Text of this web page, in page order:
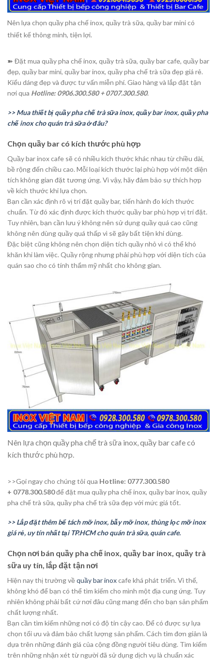
Nên lựa chọn quầy pha chế inox, quầy trà sữa, quầy bar mini có
thiết kế thông minh, tiện lợi.
➽ Đặt mua quầy pha chế inox, quầy trà sữa, quầy bar cafe, quầy bar
đẹp, quầy bar mini, quầy bar inox, quầy pha chế trà sữa đẹp giá rẻ.
Kiểu dáng đẹp và được tư vấn miễn phí. Giao hàng và lắp đặt tận
nơi qua Hotline: 0906.300.580 + 0707.300.580.
>> Mua thiết bị quầy pha chế trà sữa inox, quầy bar inox, quầy pha
chế inox cho quán trà sữa ở đâu?
Chọn quầy bar có kích thước phù hợp
Quầy bar inox cafe sẽ có nhiều kích thước khác nhau từ chiều dài,
bề rộng đến chiều cao. Mỗi loại kích thước lại phù hợp với một diện
tích không gian đặt tương ứng. Vì vậy, hãy đảm bảo sự thích hợp
về kích thước khi lựa chọn.
Bạn cần xác định rõ vị trí đặt quầy bar, tiến hành đo kích thước
chuẩn. Từ đó xác định được kích thước quầy bar phù hợp vị trí đặt.
Tuy nhiên, bạn cần lưu ý không nên sử dụng quầy quá cao cũng
không nên dùng quầy quá thấp vì sẽ gây bất tiện khi dùng.
Đặc biệt cũng không nên chọn diện tích quầy nhỏ vì có thể khó
khăn khi làm việc. Quầy rộng nhưng phải phù hợp với diện tích của
quán sao cho có tính thẩm mỹ nhất cho không gian.
Nên lựa chọn quầy pha chế trà sữa inox, quầy bar cafe có
kích thước phù hợp.
>>Gọi ngay cho chúng tôi qua Hotline: 0777.300.580
+ 0778.300.580để đặt mua quầy pha chế inox, quầy bar inox, quầy
pha chế trà sữa, quầy pha chế trà sữa đẹp với mức giá tốt.
>> Lắp đặt thêm bể tách mỡ inox, bẫy mỡ inox, thùng lọc mỡ inox
giá rẻ, uy tín nhất tại TP.HCM cho quán trà sữa, quán cafe.
Chọn nơi bán quầy pha chế inox, quầy bar inox, quầy trà
sữa uy tín, lắp đặt tận nơi
Hiện nay thị trường về quầy bar inoxcafe khá phát triển. Vì thế,
không khó để bạn có thể tìm kiếm cho mình một địa cung ứng. Tuy
nhiên không phải bất cứ nơi đâu cũng mang đến cho bạn sản phẩm
chất lượng nhất.
Bạn cần tìm kiếm những nơi có độ tin cậy cao. Để có được sự lựa
chọn tối ưu và đảm bảo chất lượng sản phẩm. Cách tìm đơn giản là
dựa trên những đánh giá của cộng đồng người tiêu dùng. Tìm kiếm
trên những nhận xét từ người đã sử dụng dịch vụ là chuẩn xác